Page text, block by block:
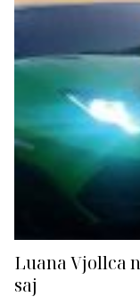
Luana Vjollca
saj